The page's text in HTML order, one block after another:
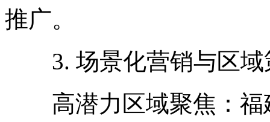
推广。
3. 场景化营销与区域
高潜力区域聚焦：福